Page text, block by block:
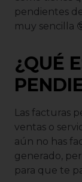
pendientes
muy sencilla
¿QUÉ
Las facturas
ventas o
aún no has
generado,
para que te